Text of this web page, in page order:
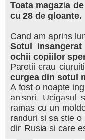
Toata magazia
cu 28 de gloante.
Cand am aprins
Sotul
ochii copiilor
Paretii erau
curgea din sotul
A fost o noapte
anisori. Ucigasul
ramas cu un
randuri si sa stie o
din Rusia si care